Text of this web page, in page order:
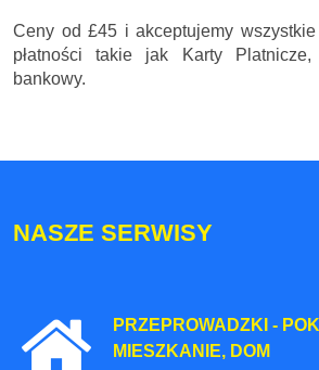
Ceny od £45 i akceptujemy
płatności takie jak Karty Platnicze,
bankowy.
NASZE SERWISY
PRZEPROWADZKI -
MIESZKANIE, DOM